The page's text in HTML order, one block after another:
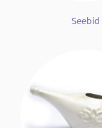
Seebid